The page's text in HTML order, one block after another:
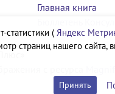
Главная книга
( Яндекс
страниц нашего
Принять